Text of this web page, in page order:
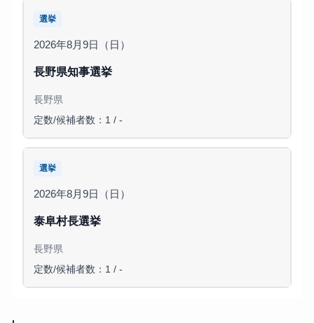
選挙
2026年8月9日（日）
長野県知事選挙
長野県
定数/候補者数：1 / -
選挙
2026年8月9日（日）
泰阜村長選挙
長野県
定数/候補者数：1 / -